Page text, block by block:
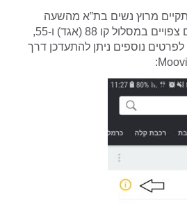
שלישי, 30/04/19, יתקיים מרוץ נשים בת”א מהשעה
18:00 ועד 23:00. שינויים צפויים במסלול קו 88 (אגד) ו-55,
לפרטים נוספים ניתן להתעדכן דרך